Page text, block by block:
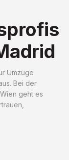
Umzüge
Bei der
geht es